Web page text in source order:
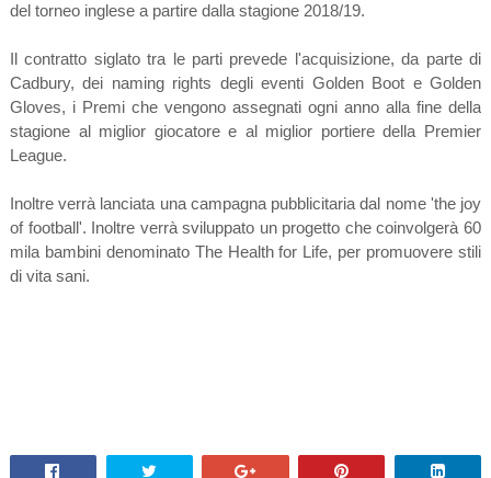
del torneo inglese a partire dalla stagione 2018/19.
Il contratto siglato tra le parti prevede l'acquisizione, da parte di
Cadbury, dei naming rights degli eventi Golden Boot e Golden
Gloves, i Premi che vengono assegnati ogni anno alla fine della
stagione al miglior giocatore e al miglior portiere della Premier
League.
Inoltre verrà lanciata una campagna pubblicitaria dal nome 'the joy
of football'. Inoltre verrà sviluppato un progetto che coinvolgerà 60
mila bambini denominato The Health for Life, per promuovere stili
di vita sani.